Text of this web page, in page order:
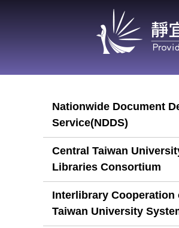
content
Nationwide Document
Service(NDDS)
Central Taiwan
Libraries Consortium
Interlibrary Cooperation
Taiwan University